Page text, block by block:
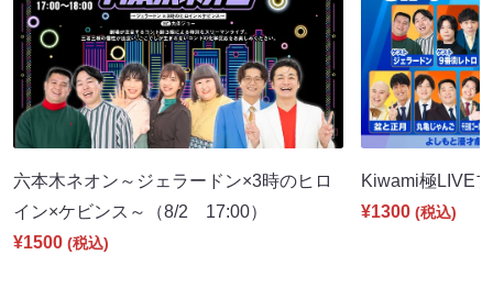
六本木ネオン～ジェラードン×3時のヒロ
イン×ケビンス～（8/2 17:00）
¥1500 (税込)
Kiwami極LIVE
¥1300 (税込)